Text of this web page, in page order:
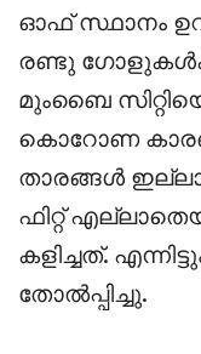
ഓഫ് സ്ഥാനം
രണ്ടു
മുംബൈ
കൊറോണ
താരങ്ങൾ
ഫിറ്റ്
കളിച്ചത്.
തോൽപ്പിച്ചു.